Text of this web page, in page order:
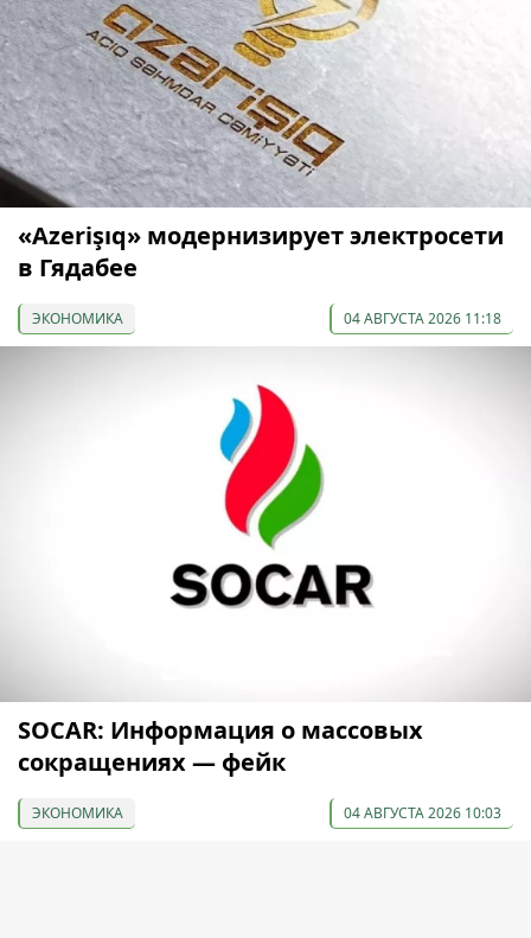
«Azerişıq» модернизирует электросети
в Гядабее
ЭКОНОМИКА 04 АВГУСТА 2026 11:18
SOCAR: Информация о массовых
сокращениях — фейк
ЭКОНОМИКА 04 АВГУСТА 2026 10:03